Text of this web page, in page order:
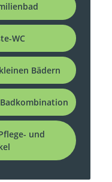
WC
Bädern
und